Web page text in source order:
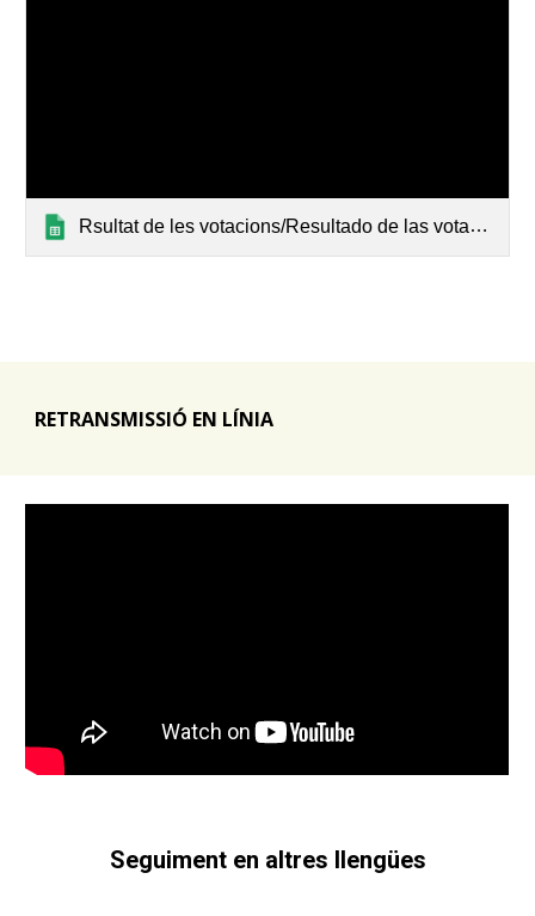
Rsultat de les votacions/Resultado de las votaciones - 2023
RETRANSMISSIÓ EN LÍNIA
Seguiment en altres llengües